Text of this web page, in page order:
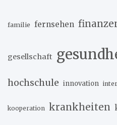
familie fernsehen
gesellschaft
hochschule innovation
kooperation krankheiten